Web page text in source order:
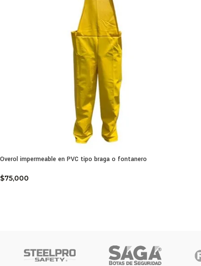
Overol impermeable en PVC tipo braga o fontanero
$75,000